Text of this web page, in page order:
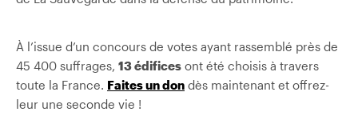
À l’issue d’un concours de votes ayant rassemblé près de
45 400 suffrages, 13 édifices ont été choisis à travers
toute la France. Faites un don dès maintenant et offrez-
leur une seconde vie !